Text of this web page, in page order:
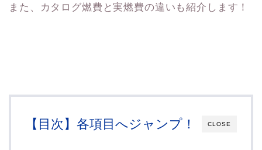
また、カタログ燃費と実燃費の違いも紹介します！
CLOSE
【目次】各項目へジャンプ！